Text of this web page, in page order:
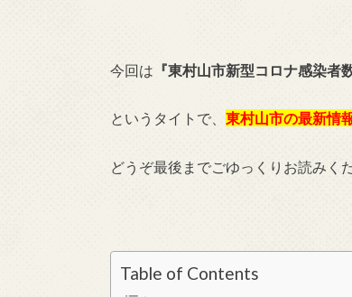
今回は 『東村山市新型コロナ感染者
というタイトで、 東村山市の最新情
どうぞ最後までごゆっくりお読みく
Table of Contents